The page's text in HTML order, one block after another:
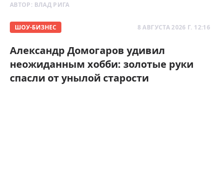
АВТОР: ВЛАД РИГА
ШОУ-БИЗНЕС 8 АВГУСТА 2026 Г. 12:16
Александр Домогаров удивил
неожиданным хобби: золотые руки
спасли от унылой старости